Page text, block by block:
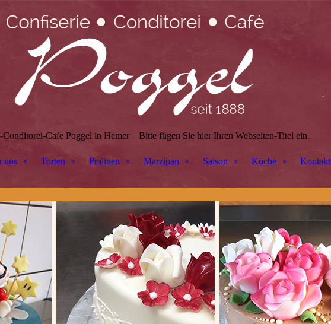
Conditorei-Cafe Poggel in Hemer Bitte fügen Sie hier Ihren Webseiten-Titel ein.
uns Torten Pralinen Marzipan Saison Küche Kontakt